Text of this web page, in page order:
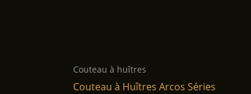
Couteau à huîtres
Couteau à Huîtres Arcos Séries